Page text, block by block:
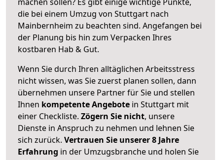
die bei einem Umzug von Stuttgart nach
Mainbernheim zu beachten sind. Angefangen bei
der Planung bis hin zum Verpacken Ihres
kostbaren Hab & Gut.
Wenn Sie durch Ihren alltäglichen Arbeitsstress
nicht wissen, was Sie zuerst planen sollen, dann
übernehmen unsere Partner für Sie und stellen
Ihnen kompetente Angebote in Stuttgart mit
einer Checkliste. Zögern Sie nicht, unsere
Dienste in Anspruch zu nehmen und lehnen Sie
sich zurück. Vertrauen Sie unserer 8 Jahre
Erfahrung in der Umzugsbranche und holen Sie